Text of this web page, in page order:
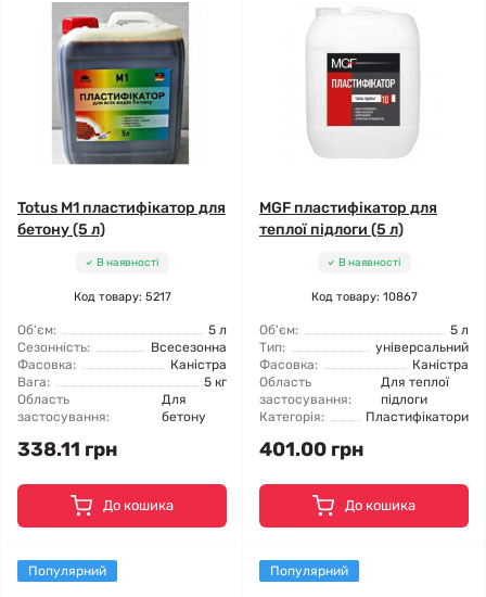
Totus M1 пластифікатор для
бетону (5 л)
В наявності
Код товару: 5217
Об'єм:
5 л
Сезонність:
Всесезонна
Фасовка:
Каністра
Вага:
5 кг
Область
застосування:
Для
бетону
338.11 грн
До кошика
MGF пластифікатор для
теплої підлоги (5 л)
В наявності
Код товару: 10867
Об'єм:
5 л
Тип:
універсальний
Фасовка:
Каністра
Область
застосування:
Для теплої
підлоги
Категорія:
Пластифікатори
401.00 грн
До кошика
Популярний Популярний